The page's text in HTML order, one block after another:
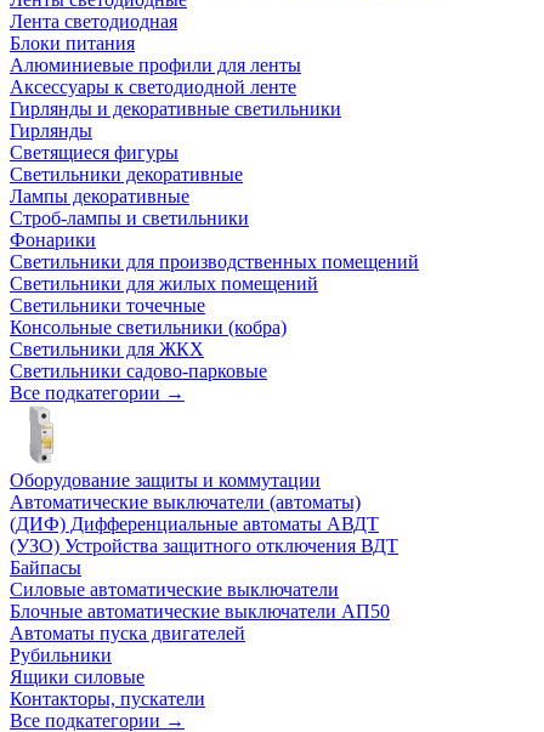
Лента светодиодная
Блоки питания
Алюминиевые профили для ленты
Аксессуары к светодиодной ленте
Гирлянды и декоративные светильники
Гирлянды
Светящиеся фигуры
Светильники декоративные
Лампы декоративные
Строб-лампы и светильники
Фонарики
Светильники для производственных помещений
Светильники для жилых помещений
Светильники точечные
Консольные светильники (кобра)
Светильники для ЖКХ
Светильники садово-парковые
Все подкатегории →
Оборудование защиты и коммутации
Автоматические выключатели (автоматы)
(ДИФ) Дифференциальные автоматы АВДТ
(УЗО) Устройства защитного отключения ВДТ
Байпасы
Силовые автоматические выключатели
Блочные автоматические выключатели АП50
Автоматы пуска двигателей
Рубильники
Ящики силовые
Контакторы, пускатели
Все подкатегории →